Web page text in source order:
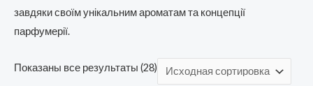
завдяки своїм унікальним ароматам та концепції
парфумерії.
Показаны все результаты (28)